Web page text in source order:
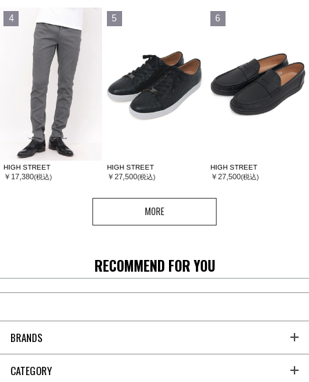
4
HIGH STREET
￥17,380(税込)
5
HIGH STREET
￥27,500(税込)
6
HIGH STREET
￥27,500(税込)
MORE
RECOMMEND FOR YOU
BRANDS
CATEGORY